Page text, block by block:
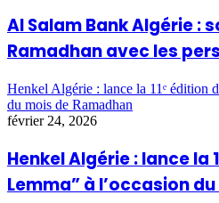
Al Salam Bank Algérie :
Ramadhan avec les
Henkel Algérie : lance la 11ᵉ édition
du mois de Ramadhan
février 24, 2026
Henkel Algérie : lance la
Lemma” à l’occasion